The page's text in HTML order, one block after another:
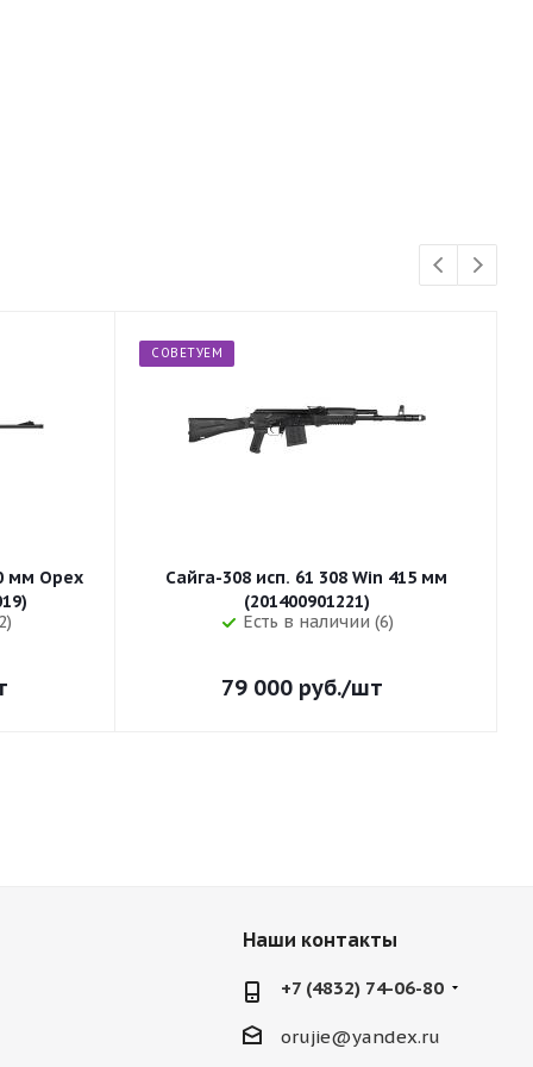
мм Орех
(32019)
СОВЕТУЕМ
Сайга-308 исп. 61 308 Win 415 мм
(201400901221)
Есть в наличии (6)
79 000 руб./шт
Наши контакты
+7 (4832) 74-06-80
orujie@yandex.ru